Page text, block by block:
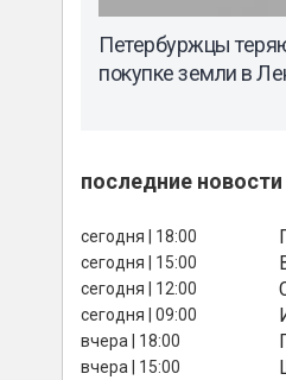
Петербуржцы
покупке земли в
последние новости
сегодня | 18:00
сегодня | 15:00
сегодня | 12:00
сегодня | 09:00
вчера | 18:00
вчера | 15:00